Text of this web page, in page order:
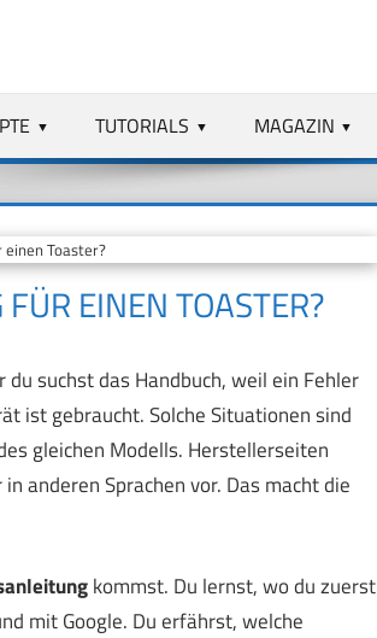
TUTORIALS MAGAZIN
Toaster?
EINEN TOASTER?
suchst das Handbuch, weil ein Fehler
ist gebraucht. Solche Situationen sind
gleichen Modells. Herstellerseiten
anderen Sprachen vor. Das macht die
kommst. Du lernst, wo du zuerst
mit Google. Du erfährst, welche